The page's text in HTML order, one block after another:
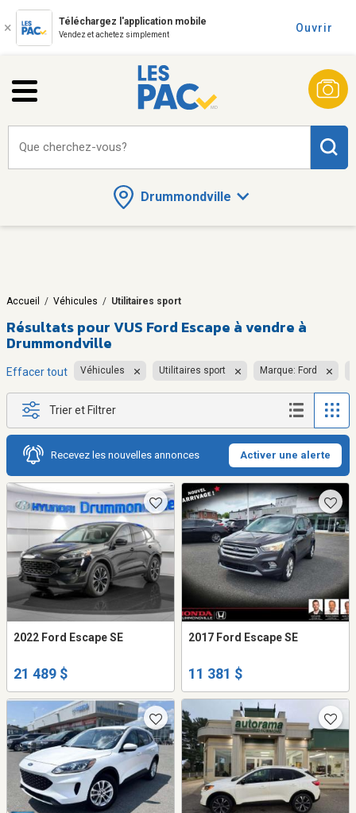
Téléchargez l'application mobile
Vendez et achetez simplement
Ouvrir
Drummondville
Que cherchez-vous?
Accueil / Véhicules / Utilitaires sport
Résultats pourVUS Ford Escape à vendre à
Drummondville
Effacer tout Véhicules Utilitaires sport Marque: Ford
Trier et Filtrer
Recevez les nouvelles annonces Activer une alerte
2022 Ford Escape SE
21 489 $
2017 Ford Escape SE
11 381 $